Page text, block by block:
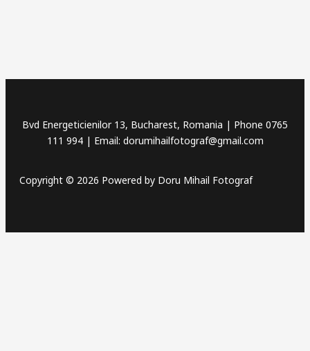
Bvd Energeticienilor 13, Bucharest, Romania | Phone 0765
111 994 | Email: dorumihailfotograf@gmail.com
Copyright © 2026 Powered by Doru Mihail Fotograf